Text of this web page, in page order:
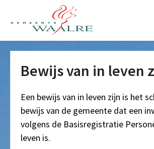
Bewijs van in leven
Een bewijs van in leven zijn is het
bewijs van de gemeente dat een
volgens de Basisregistratie
leven is.